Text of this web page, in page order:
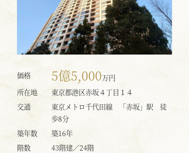
価格 5億5,000万円
所在地
東京都港区赤坂４丁目１４
交通
東京メトロ千代田線 「赤坂」駅 徒
歩8分
築年数
築16年
階数
43階建／24階